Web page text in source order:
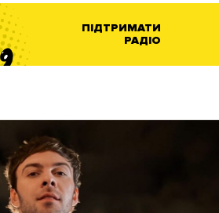
ПІДТРИМАТИ
РАДІО